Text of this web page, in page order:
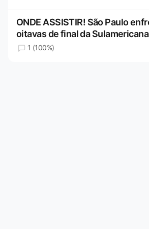
ONDE ASSISTIR! São Paulo
oitavas de final da Sulamericana
1 (100%)